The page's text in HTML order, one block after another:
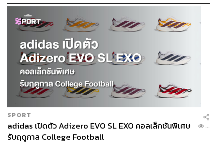
SPORT
adidas เปิดตัว Adizero EVO SL EXO คอลเล็กชันพิเศษ
รับฤดูกาล College Football
...